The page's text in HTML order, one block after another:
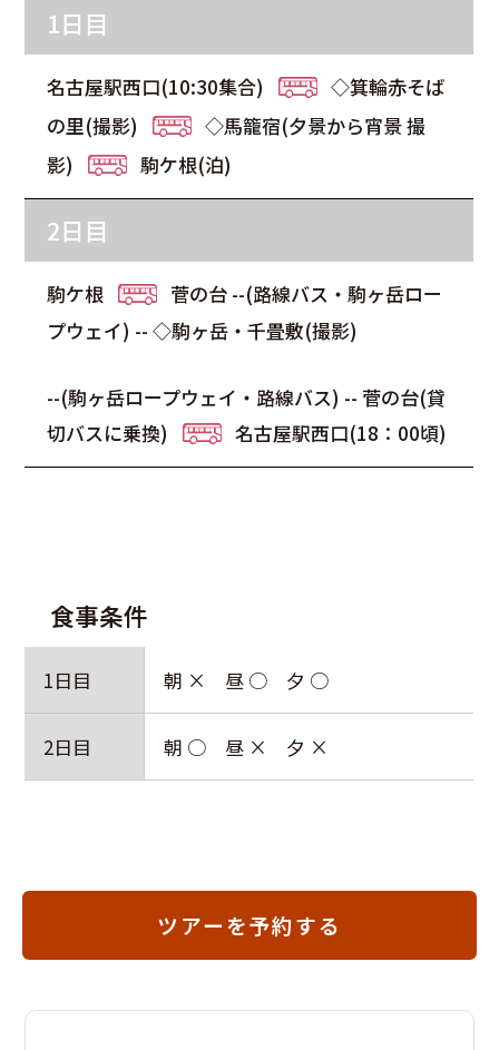
1日目
名古屋駅西口(10:30集合)
◇箕輪赤そば
の里(撮影)
◇馬籠宿(夕景から宵景 撮
影)
駒ケ根(泊)
2日目
駒ケ根
菅の台 --(路線バス・駒ヶ岳ロー
プウェイ) -- ◇駒ヶ岳・千畳敷(撮影)
--(駒ヶ岳ロープウェイ・路線バス) -- 菅の台(貸
切バスに乗換)
名古屋駅西口(18：00頃)
食事条件
1日目 朝 × 昼 ○ 夕 ○
2日目 朝 ○ 昼 × 夕 ×
ツアーを予約する